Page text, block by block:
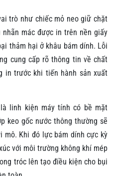
trò như chiếc mỏ neo giữ chặt
mác được in trên nền giấy
thảm hại ở khâu bám dính. Lỗi
cung cấp rõ thông tin về chất
in trước khi tiến hành sản xuất
linh kiện máy tính có bề mặt
keo gốc nước thông thường sẽ
mô. Khi đó lực bám dính cực kỳ
với môi trường không khí mép
tróc lên tạo điều kiện cho bụi